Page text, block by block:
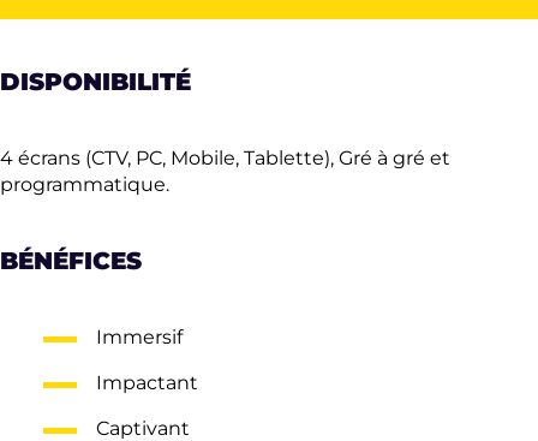
DISPONIBILITÉ
4 écrans (CTV, PC, Mobile, Tablette), Gré à gré et
programmatique.
BÉNÉFICES
Immersif
Impactant
Captivant